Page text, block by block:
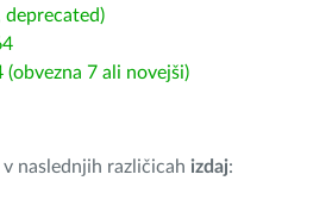
7 ali novejši)
naslednjih različicah izdaj: